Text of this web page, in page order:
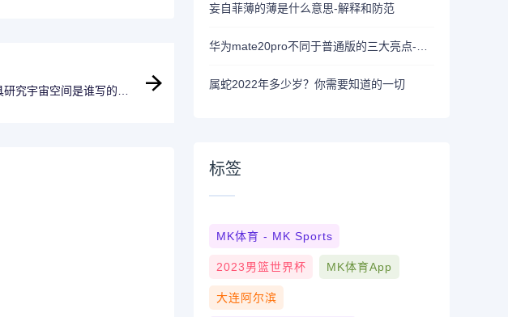
究宇宙空间是谁写的-标
妄自菲薄的薄是什么意思-解释和防范
属蛇2022年多少岁？你需要知道的一切
标签
MK体育 - MK Sports
2023男篮世界杯 MK体育App
大连阿尔滨